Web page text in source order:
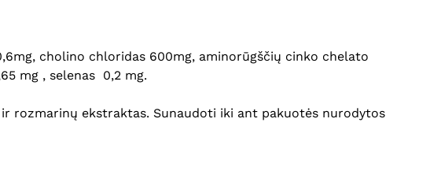
Krepšelyje nėra produktų.
cholino chloridas 600mg, aminorūgščių cinko chelato
mg , selenas 0,2 mg.
rozmarinų ekstraktas. Sunaudoti iki ant pakuotės nurodytos